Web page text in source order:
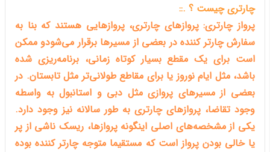
چارتری چیست ؟ .::
پرواز چارتری: پروازهای چارتری، پروازهایی هستند که بنا به
سفارش چارتر کننده در بعضی از مسیرها برقرار می‌شودو ممکن
است برای یک مقطع بسیار کوتاه زمانی، برنامه‌ریزی شده
باشد، مثل ایام نوروز یا برای مقاطع طولانی‌تر مثل تابستان. در
بعضی از مسیرهای پروازی مثل دبی و استانبول به واسطه
وجود تقاضا، پروازهای چارتری به طور سالانه نیز وجود دارد.
یکی از مشخصه‌های اصلی اینگونه پروازها، ریسک ناشی از پر
یا خالی بودن پرواز است که مستقیما متوجه چارتر کننده بوده